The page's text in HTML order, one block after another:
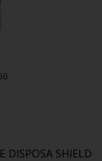
DISPOSA SHIELD